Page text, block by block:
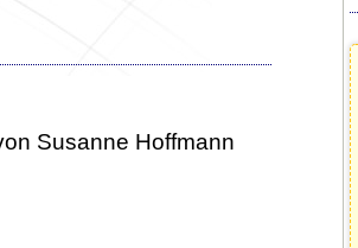
Susanne Hoffmann